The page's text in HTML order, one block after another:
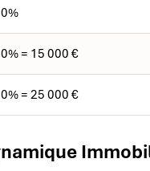
= 15 000 €
= 25 000 €